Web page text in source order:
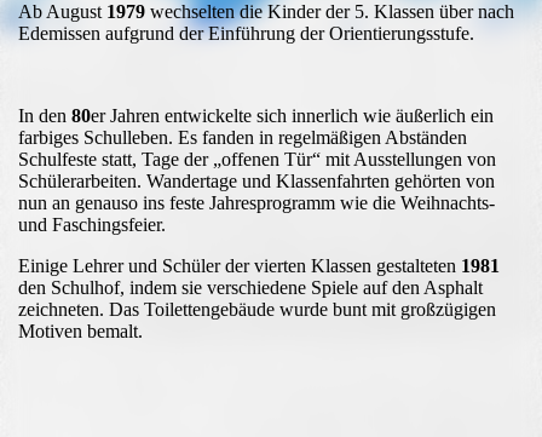
Ab August 1979 wechselten die Kinder der 5. Klassen über nach
Edemissen aufgrund der Einführung der Orientierungsstufe.
In den 80er Jahren entwickelte sich innerlich wie äußerlich ein
farbiges Schulleben. Es fanden in regelmäßigen Abständen
Schulfeste statt, Tage der „offenen Tür“ mit Ausstellungen von
Schülerarbeiten. Wandertage und Klassenfahrten gehörten von
nun an genauso ins feste Jahresprogramm wie die Weihnachts-
und Faschingsfeier.
Einige Lehrer und Schüler der vierten Klassen gestalteten 1981
den Schulhof, indem sie verschiedene Spiele auf den Asphalt
zeichneten. Das Toilettengebäude wurde bunt mit großzügigen
Motiven bemalt.